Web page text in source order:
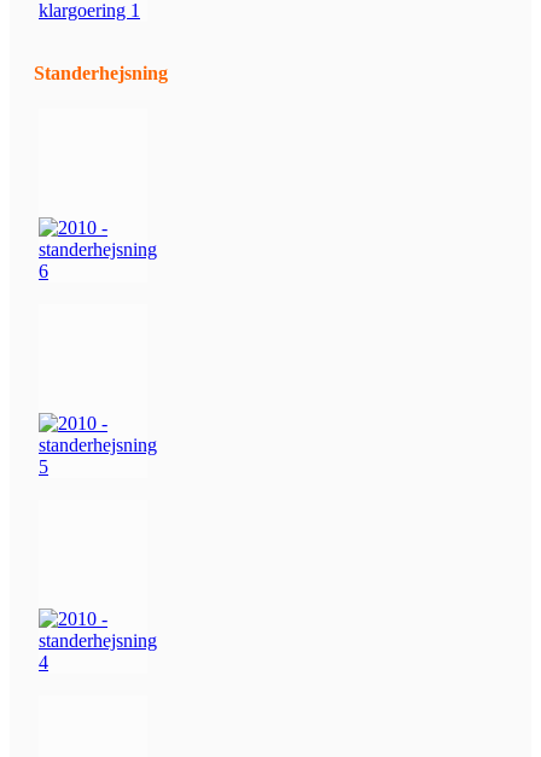
Standerhejsning